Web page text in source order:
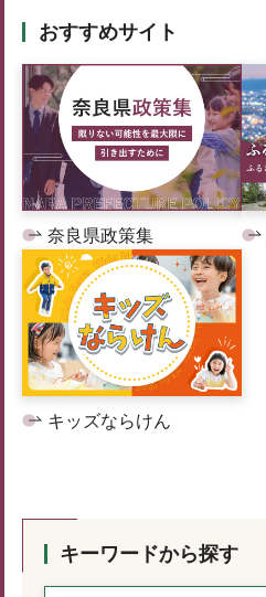
おすすめサイト
奈良県政策集
キッズならけん
キーワードから探す